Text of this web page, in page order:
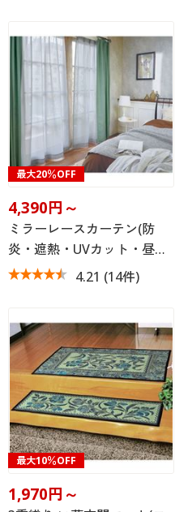
最大20％OFF
4,390円～
ミラーレースカーテン(防
炎・遮熱・UVカット・昼…
4.21 (14件)
最大10％OFF
1,970円～